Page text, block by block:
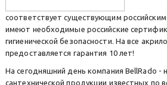
соответствует существующим
имеют необходимые российские
гигиенической безопасности. На все
предоставляется гарантия 10 лет!
На сегодняшний день компания BellRado -
сантехнической продукции известных по